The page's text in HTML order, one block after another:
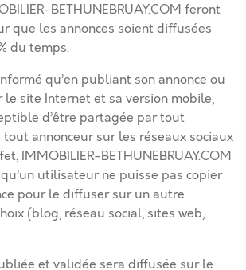
BETHUNEBRUAY.COM feront
que les annonces soient diffusées
du temps.
qu’en publiant son annonce ou
le site Internet et sa version mobile,
d’être partagée par tout
annonceur sur les réseaux sociaux
IMMOBILIER-BETHUNEBRUAY.COM
utilisateur ne puisse pas copier
pour le diffuser sur un autre
(blog, réseau social, sites web,
et validée sera diffusée sur le